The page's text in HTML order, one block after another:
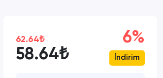
62.64₺
58.64₺
6%
İndirim